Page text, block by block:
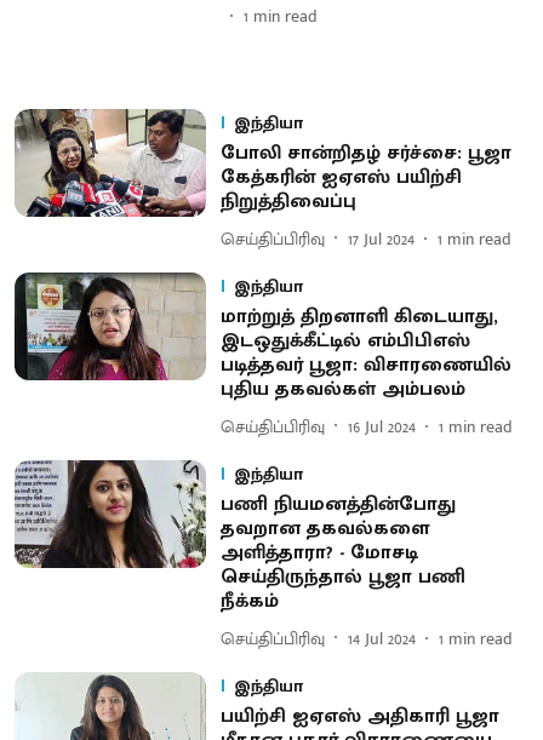
1 min read
இந்தியா
போலி சான்றிதழ் சர்ச்சை: பூஜா
கேத்கரின் ஐஏஎஸ் பயிற்சி
நிறுத்திவைப்பு
செய்திப்பிரிவு 17 Jul 2024 1 min read
இந்தியா
மாற்றுத் திறனாளி கிடையாது,
இடஒதுக்கீட்டில் எம்பிபிஎஸ்
படித்தவர் பூஜா: விசாரணையில்
புதிய தகவல்கள் அம்பலம்
செய்திப்பிரிவு 16 Jul 2024 1 min read
இந்தியா
பணி நியமனத்தின்போது
தவறான தகவல்களை
அளித்தாரா? - மோசடி
செய்திருந்தால் பூஜா பணி
நீக்கம்
செய்திப்பிரிவு 14 Jul 2024 1 min read
இந்தியா
பயிற்சி ஐஏஎஸ் அதிகாரி பூஜா